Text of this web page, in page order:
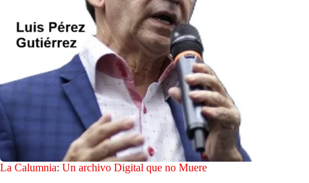
La Calumnia: Un archivo Digital que no Muere